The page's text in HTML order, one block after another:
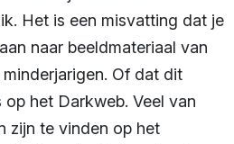
Het is een misvatting dat je
naar beeldmateriaal van
Of dat dit
het Darkweb. Veel van
zijn te vinden op het